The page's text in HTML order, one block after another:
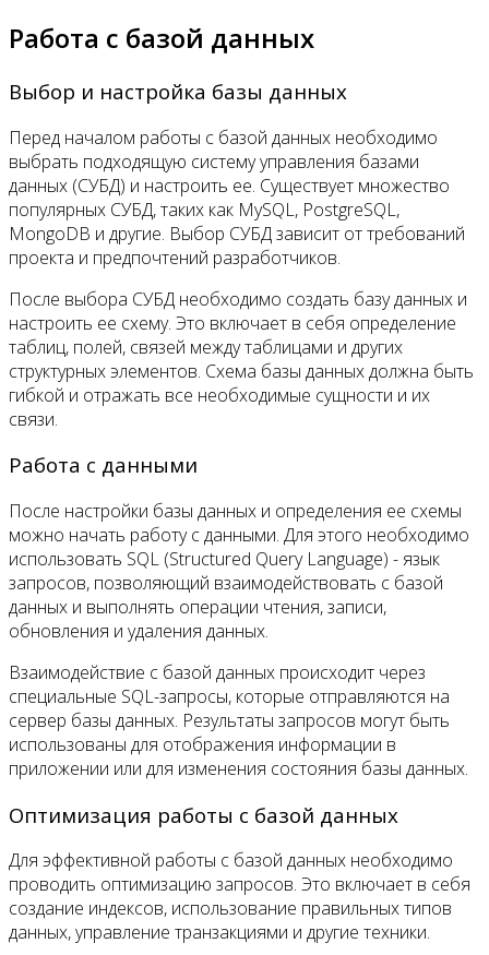
Работа с базой данных
Выбор и настройка базы данных
Перед началом работы с базой данных необходимо
выбрать подходящую систему управления базами
данных (СУБД) и настроить ее. Существует множество
популярных СУБД, таких как MySQL, PostgreSQL,
MongoDB и другие. Выбор СУБД зависит от требований
проекта и предпочтений разработчиков.
После выбора СУБД необходимо создать базу данных и
настроить ее схему. Это включает в себя определение
таблиц, полей, связей между таблицами и других
структурных элементов. Схема базы данных должна быть
гибкой и отражать все необходимые сущности и их
связи.
Работа с данными
После настройки базы данных и определения ее схемы
можно начать работу с данными. Для этого необходимо
использовать SQL (Structured Query Language) - язык
запросов, позволяющий взаимодействовать с базой
данных и выполнять операции чтения, записи,
обновления и удаления данных.
Взаимодействие с базой данных происходит через
специальные SQL-запросы, которые отправляются на
сервер базы данных. Результаты запросов могут быть
использованы для отображения информации в
приложении или для изменения состояния базы данных.
Оптимизация работы с базой данных
Для эффективной работы с базой данных необходимо
проводить оптимизацию запросов. Это включает в себя
создание индексов, использование правильных типов
данных, управление транзакциями и другие техники.